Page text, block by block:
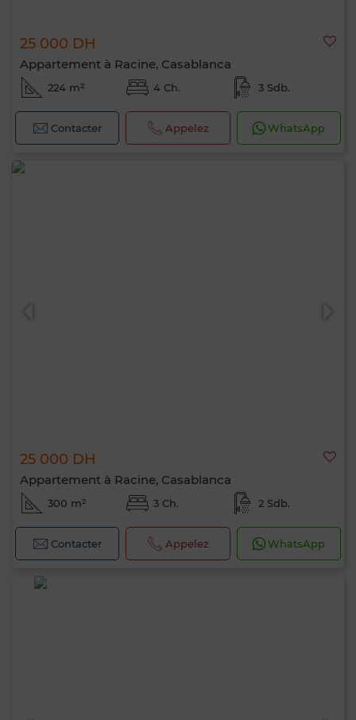
25 000 DH
Appartement à Racine, Casablanca
224 m² 4 Ch. 3 Sdb.
Contacter Appelez WhatsApp
25 000 DH
Appartement à Racine, Casablanca
300 m² 3 Ch. 2 Sdb.
Contacter Appelez WhatsApp